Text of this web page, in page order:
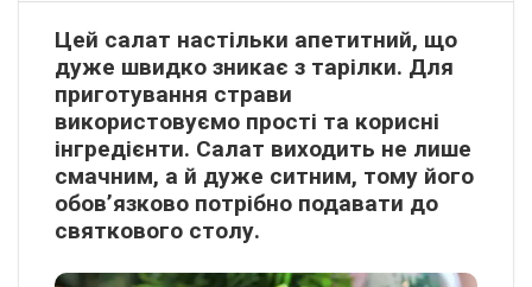
Цей салат настільки апетитний, що
дуже швидко зникає з тарілки. Для
приготування страви
використовуємо прості та корисні
інгредієнти. Салат виходить не лише
смачним, а й дуже ситним, тому його
обов’язково потрібно подавати до
святкового столу.